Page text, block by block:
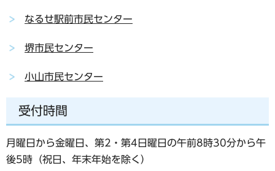
なるせ駅前市民センター
堺市民センター
小山市民センター
受付時間
月曜日から金曜日、第2・第4日曜日の午前8時30分から午
後5時（祝日、年末年始を除く）